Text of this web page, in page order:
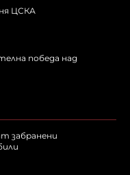
ЦСКА
победа над
забранени